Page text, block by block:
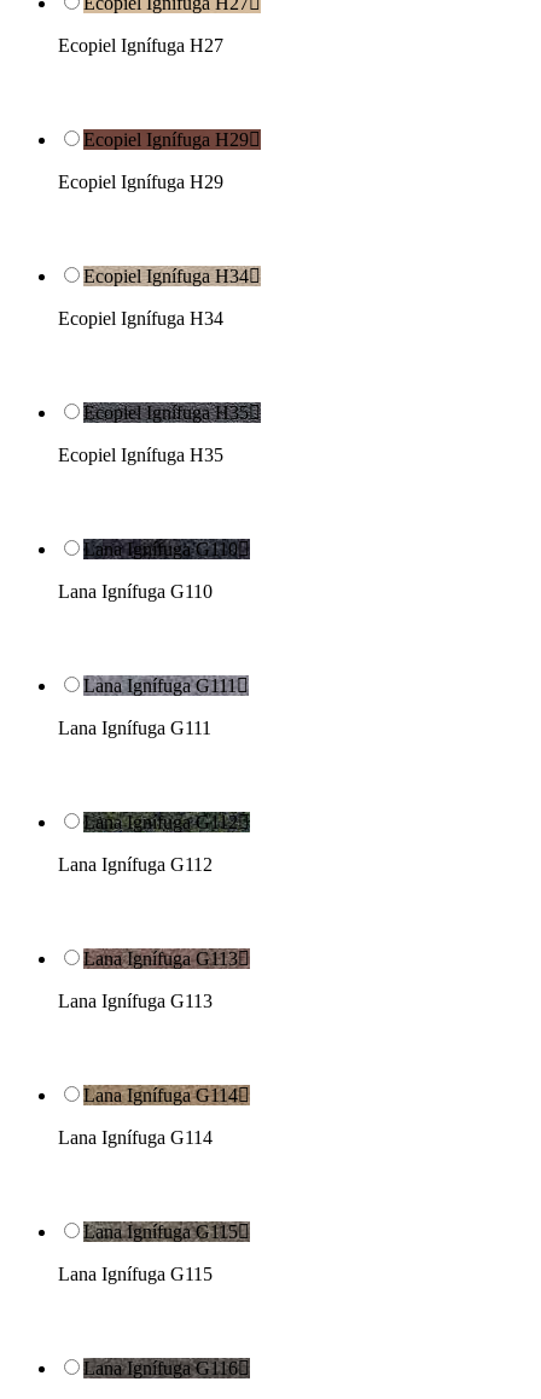
Ecopiel Ignífuga H27
Ecopiel Ignífuga H29
Ecopiel Ignífuga H29
Ecopiel Ignífuga H34
Ecopiel Ignífuga H34
Ecopiel Ignífuga H35
Ecopiel Ignífuga H35
Lana Ignífuga G110
Lana Ignífuga G110
Lana Ignífuga G111
Lana Ignífuga G111
Lana Ignífuga G112
Lana Ignífuga G112
Lana Ignífuga G113
Lana Ignífuga G113
Lana Ignífuga G114
Lana Ignífuga G114
Lana Ignífuga G115
Lana Ignífuga G115
Lana Ignífuga G116